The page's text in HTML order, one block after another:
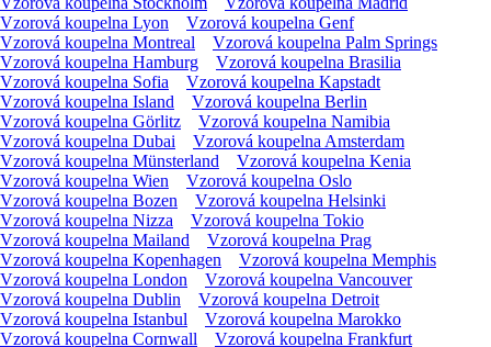
Vzorová koupelna Lyon
Vzorová koupelna Genf
Vzorová koupelna Montreal
Vzorová koupelna Palm Springs
Vzorová koupelna Hamburg
Vzorová koupelna Brasilia
Vzorová koupelna Sofia
Vzorová koupelna Kapstadt
Vzorová koupelna Island
Vzorová koupelna Berlin
Vzorová koupelna Görlitz
Vzorová koupelna Namibia
Vzorová koupelna Dubai
Vzorová koupelna Amsterdam
Vzorová koupelna Münsterland
Vzorová koupelna Kenia
Vzorová koupelna Wien
Vzorová koupelna Oslo
Vzorová koupelna Bozen
Vzorová koupelna Helsinki
Vzorová koupelna Nizza
Vzorová koupelna Tokio
Vzorová koupelna Mailand
Vzorová koupelna Prag
Vzorová koupelna Kopenhagen
Vzorová koupelna Memphis
Vzorová koupelna London
Vzorová koupelna Vancouver
Vzorová koupelna Dublin
Vzorová koupelna Detroit
Vzorová koupelna Istanbul
Vzorová koupelna Marokko
Vzorová koupelna Cornwall
Vzorová koupelna Frankfurt